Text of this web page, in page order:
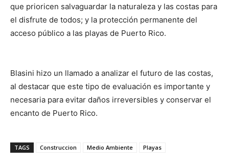
que prioricen salvaguardar la naturaleza y las costas para
el disfrute de todos; y la protección permanente del
acceso público a las playas de Puerto Rico.
Blasini hizo un llamado a analizar el futuro de las costas,
al destacar que este tipo de evaluación es importante y
necesaria para evitar daños irreversibles y conservar el
encanto de Puerto Rico.
TAGS Construccion Medio Ambiente Playas